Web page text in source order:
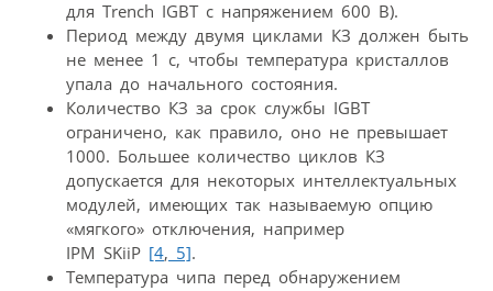
для Trench IGBT с напряжением 600 В).
Период между двумя циклами КЗ должен быть
не менее 1 с, чтобы температура кристаллов
упала до начального состояния.
Количество КЗ за срок службы IGBT
ограничено, как правило, оно не превышает
1000. Большее количество циклов КЗ
допускается для некоторых интеллектуальных
модулей, имеющих так называемую опцию
«мягкого» отключения, например
IPM SKiiP [4, 5].
Температура чипа перед обнаружением